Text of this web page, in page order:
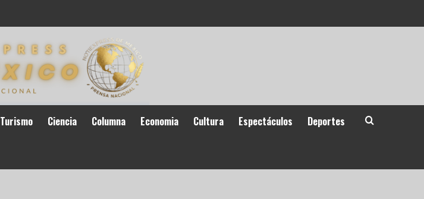
Turismo Ciencia Columna Economia Cultura Espectáculos Deportes